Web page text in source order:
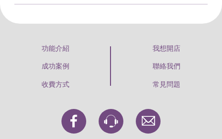
功能介紹
成功案例
收費方式
我想開店
聯絡我們
常見問題
一頁商店官方臉書粉絲專頁
intercom 客服連結
寄信到